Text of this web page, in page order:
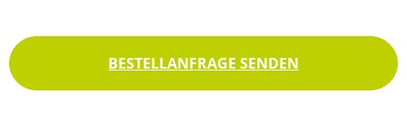
BESTELLANFRAGE SENDEN